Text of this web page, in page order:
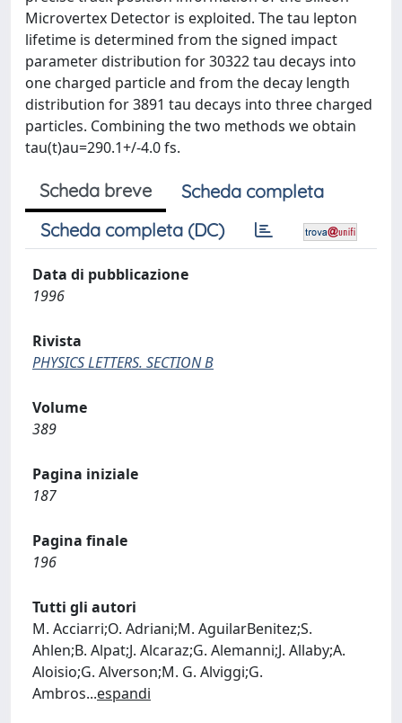
Microvertex Detector is exploited. The tau lepton
lifetime is determined from the signed impact
parameter distribution for 30322 tau decays into
one charged particle and from the decay length
distribution for 3891 tau decays into three charged
particles. Combining the two methods we obtain
tau(t)au=290.1+/-4.0 fs.
Scheda breve
Scheda completa
Scheda completa (DC)
Data di pubblicazione
1996
Rivista
PHYSICS LETTERS. SECTION B
Volume
389
Pagina iniziale
187
Pagina finale
196
Tutti gli autori
M. Acciarri;O. Adriani;M. AguilarBenitez;S.
Ahlen;B. Alpat;J. Alcaraz;G. Alemanni;J. Allaby;A.
Aloisio;G. Alverson;M. G. Alviggi;G.
Ambros...espandi